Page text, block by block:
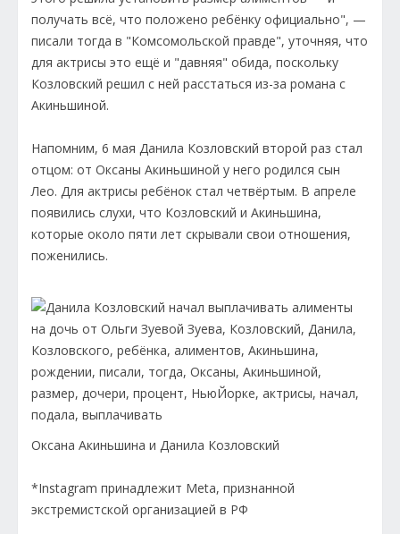
получать всё, что положено ребёнку официально", —
писали тогда в "Комсомольской правде", уточняя, что
для актрисы это ещё и "давняя" обида, поскольку
Козловский решил с ней расстаться из-за романа с
Акиньшиной.
Напомним, 6 мая Данила Козловский второй раз стал
отцом: от Оксаны Акиньшиной у него родился сын
Лео. Для актрисы ребёнок стал четвёртым. В апреле
появились слухи, что Козловский и Акиньшина,
которые около пяти лет скрывали свои отношения,
поженились.
Оксана Акиньшина и Данила Козловский
*Instagram принадлежит Meta, признанной
экстремистской организацией в РФ